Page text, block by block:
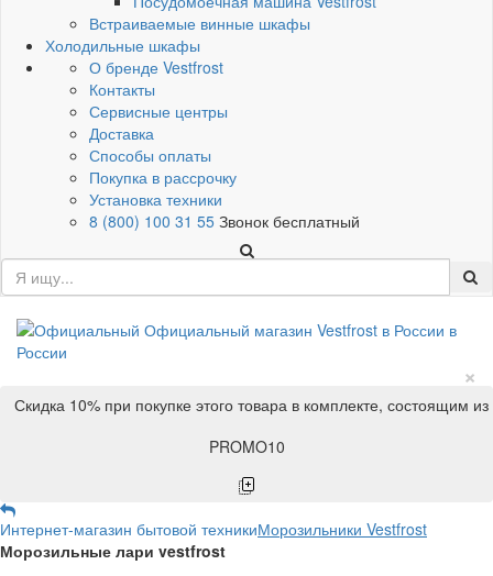
Встраиваемые винные шкафы
Холодильные шкафы
О бренде Vestfrost
Контакты
Сервисные центры
Доставка
Способы оплаты
Покупка в рассрочку
Установка техники
8 (800) 100 31 55 Звонок бесплатный
×
Скидка 10% при покупке этого товара в комплекте, состоящим
PROMO10
Интернет-магазин бытовой техникиМорозильники Vestfrost
Морозильные лари vestfrost